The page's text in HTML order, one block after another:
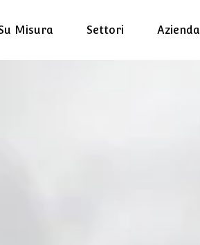
Misura Settori Azienda